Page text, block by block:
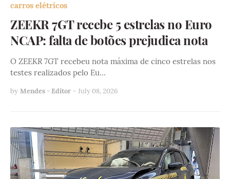
carros elétricos
ZEEKR 7GT recebe 5 estrelas no Euro
NCAP: falta de botões prejudica nota
O ZEEKR 7GT recebeu nota máxima de cinco estrelas nos
testes realizados pelo Eu…
by Mendes - Editor - July 08, 2026